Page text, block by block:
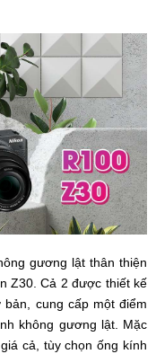
gương lật thân thiện
Z30. Cả 2 được thiết kế
cung cấp một điểm
không gương lật. Mặc
cả, tùy chọn ống kính